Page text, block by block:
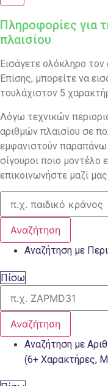
Πληροφορίες για
πλαισίου
Εισάγετε ολόκληρο
Επίσης, μπορείτε να
τουλάχιστον 5
Λόγω τεχνικών
αριθμών πλαισίου σε
εμφανιστούν παραπάνω
σίγουροι ποιο μοντέλο
επικοινωνήστε μαζί
Αναζήτηση
Αναζήτηση με
Πίσω
Αναζήτηση
Αναζήτηση με
(6+ Χαρακτήρες,